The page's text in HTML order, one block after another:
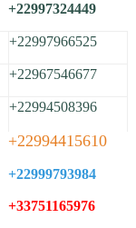
+22997324449
+22997966525
+22967546677
+22994508396
+22994415610
+22999793984
+33751165976